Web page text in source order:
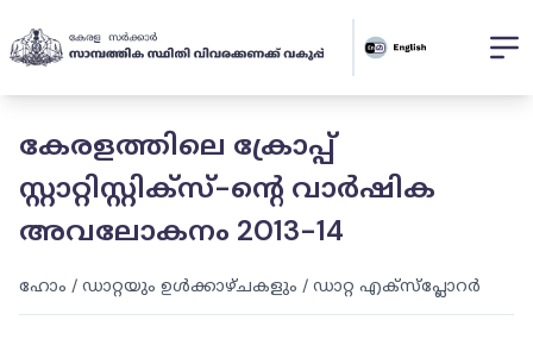
കേരളത്തിലെ ക്രോപ്പ്
സ്റ്റാറ്റിസ്റ്റിക്‌സ്-ന്റെ വാർഷിക
അവലോകനം 2013-14
ഹോം / ഡാറ്റയും ഉൾക്കാഴ്ചകളും / ഡാറ്റ എക്സ്പ്ലോറർ